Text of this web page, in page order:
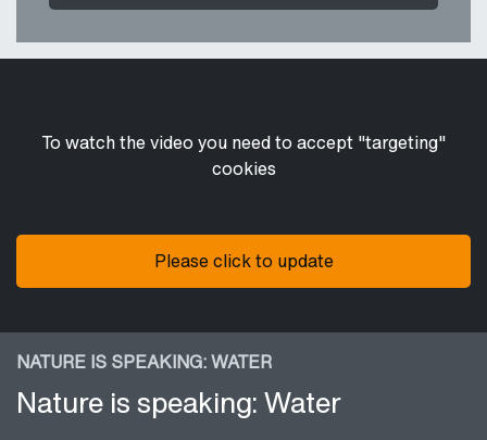
To watch the video you need to accept "targeting"
cookies
Please click to update
NATURE IS SPEAKING: WATER
Nature is speaking: Water